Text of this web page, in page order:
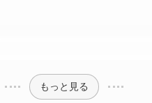
もっと見る